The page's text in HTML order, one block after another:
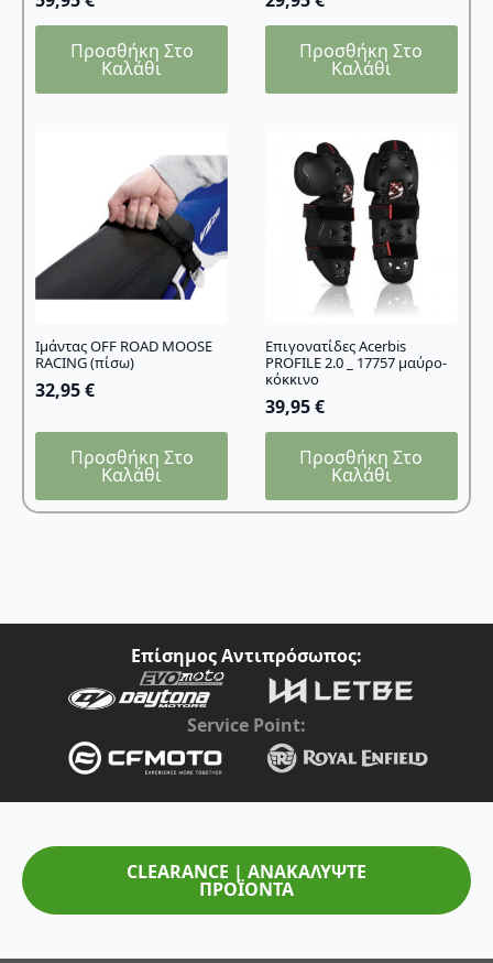
Προσθήκη Στο
Καλάθι
Προσθήκη Στο
Καλάθι
Ιμάντας OFF ROAD MOOSE
RACING (πίσω)
32,95€
Προσθήκη Στο
Καλάθι
Επιγονατίδες Acerbis
PROFILE 2.0 _ 17757 μαύρο-
κόκκινο
39,95€
Προσθήκη Στο
Καλάθι
Επίσημος Αντιπρόσωπος:
Service Point:
CLEARANCE | ΑΝΑΚΑΛΥΨΤΕ
ΠΡΟΪΟΝΤΑ